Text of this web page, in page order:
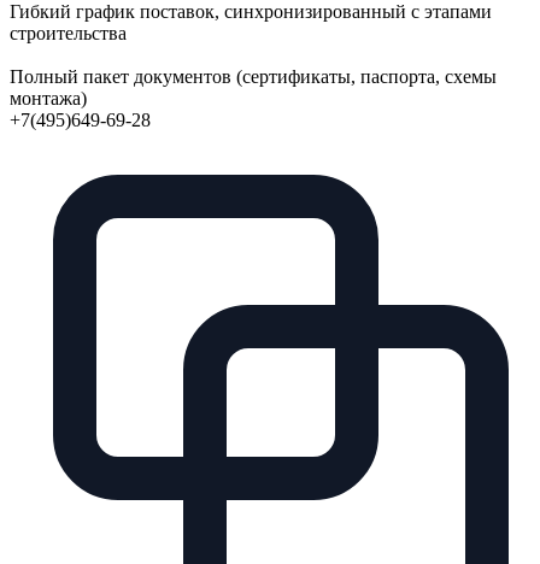
Гибкий график поставок, синхронизированный с этапами
строительства
Полный пакет документов (сертификаты, паспорта, схемы
монтажа)
+7(495)649-69-28